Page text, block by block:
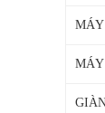
MÁY
MÁY